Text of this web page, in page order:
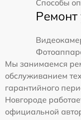
Способы
Ремонт
Мы занимаемся
обслуживанием
гарантийного
Новгороде
официальной